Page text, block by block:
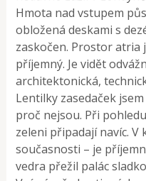
Hmota nad vstupem
obložená deskami s
zaskočen. Prostor atria
příjemný. Je vidět
architektonická,
Lentilky zasedaček
proč nejsou. Při
zeleni připadají navíc. V
současnosti – je
vedra přežil palác